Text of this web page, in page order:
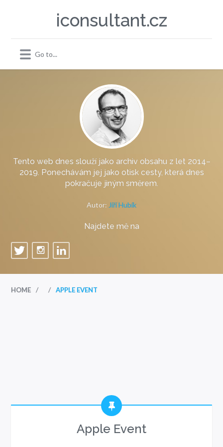
iconsultant.cz
Tento web dnes slouží jako archiv obsahu z let 2014–
2019. Ponechávám jej jako otisk cesty, která dnes
pokračuje jiným směrem.
Autor: Jiří Hubík
Najdete mě na
HOME / / APPLE EVENT
Apple Event